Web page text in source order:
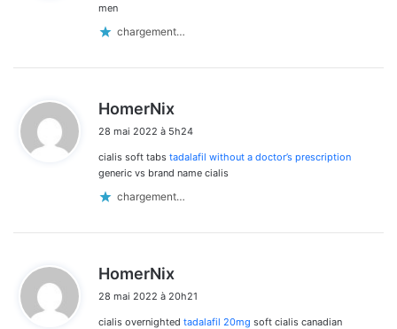
men
chargement…
HomerNix
t
28 mai 2022 à 5h24
cialis soft tabs tadalafil without a doctor’s prescription
generic vs brand name cialis
chargement…
HomerNix
t
28 mai 2022 à 20h21
cialis overnighted tadalafil 20mg soft cialis canadian